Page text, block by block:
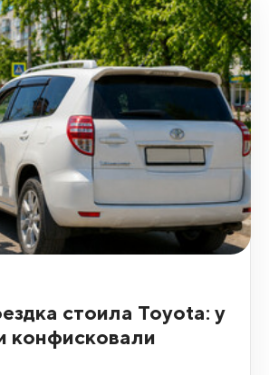
стоила Toyota: у
конфисковали